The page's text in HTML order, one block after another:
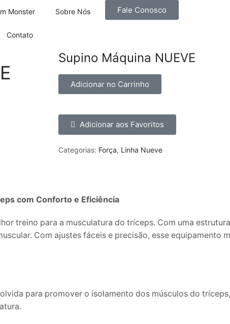
Monster Sobre Nós
Contato
Fale Conosco
Supino Máquina NUEVE
Adicionar no Carrinho
Adicionar aos Favoritos
Categorias: Força, Linha Nueve
com Conforto e Eficiência
treino para a musculatura do tríceps. Com uma
Com ajustes fáceis e precisão, esse equipamento
para promover o isolamento dos músculos do